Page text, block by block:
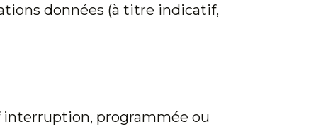
données (à titre indicatif,
interruption, programmée ou